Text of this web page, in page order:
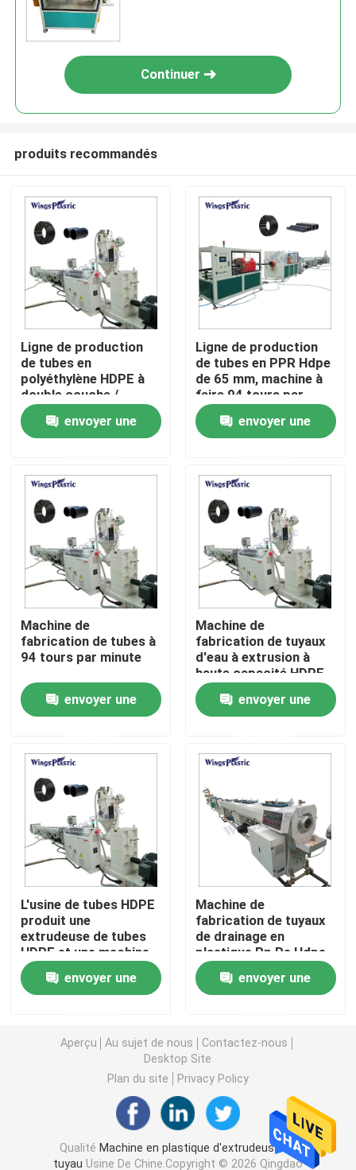
Maison
Produits
Visite d'usine
Contrôle de qualité
Contactez-nous
Machine en plastique d'extrudeuse de tuyau
Ligne en plastique d'extrusion de tuyau
Machine en plastique d'extrudeuse de tube
Machine d'extrudeuse de tuyau de HDPE
Machine d'extrudeuse de tuyau de PVC
Chaîne de production de tuyau de PPR
Machine d'extrudeuse de tuyau de PE
Machine d'extrusion de bande d'ANIMAL FAMILIER
Pp attachent la chaîne de production
Machine en plastique d'extrudeuse de feuille
Continuer
produits recommandés
Ligne de production
de tubes en
polyéthylène HDPE à
double couche /
machine de
fabricationenvoyer une
Ligne de production
de tubes en PPR Hdpe
de 65 mm, machine à
faire 94 tours par
minute
envoyer une
Machine de
fabrication de tubes à
94 tours par minute
envoyer une
Machine de
fabrication de tuyaux
d'eau à extrusion à
haute capacité HDPE
PE PP
envoyer une
L'usine de tubes HDPE
produit une
extrudeuse de tubes
HDPE et une machine
d'extrudeuse de tubes
PE
envoyer une
Machine de
fabrication de tuyaux
de drainage en
plastique Pp Pe Hdpe
envoyer une
Aperçu Au sujet de nous
Contactez-nous
Desktop Site
Plan du site
Privacy Policy
Qualité Machine en plastique d'extrudeuse de
tuyau Usine De Chine.Copyright © 2026 Qingdao